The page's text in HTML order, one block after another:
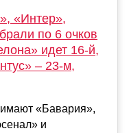
«Интер»,
по 6 очков
идет 16-й,
– 23-м,
«Бавария»,
и